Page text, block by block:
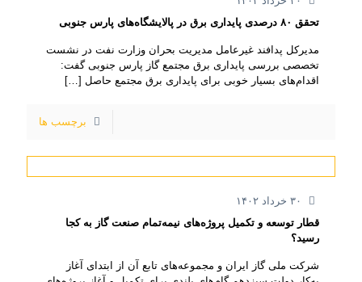
تحقق ۸۰ درصدی پایداری برق در پالایشگاه‌های پارس جنوبی
مدیرکل پدافند غیرعامل مدیریت بحران وزارت نفت در نشست
تخصصی بررسی پایداری برق مجتمع گاز پارس جنوبی گفت:
اقدام‌های بسیار خوبی برای پایداری برق مجتمع حاصل […]
برچسب ها
۳۰ خرداد ۱۴۰۲
قطار توسعه و تکمیل پروژه‌های نیمه‌تمام صنعت گاز به کجا
رسید؟
شرکت ملی گاز ایران و مجموعه‌های تابع آن از ابتدای آغاز